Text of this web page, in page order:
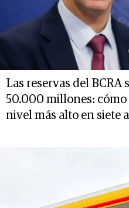
Las reservas del BCRA
50.000 millones: cómo
nivel más alto en siete